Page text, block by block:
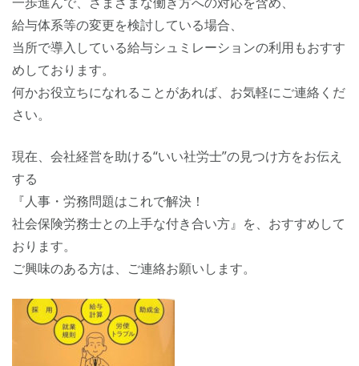
給与体系等の変更を検討している場合、
当所で導入している給与シュミレーションの利用もおすす
めしております。
何かお役立ちになれることがあれば、お気軽にご連絡くだ
さい。
現在、会社経営を助ける“いい社労士”の見つけ方をお伝え
する
『人事・労務問題はこれで解決！
社会保険労務士との上手な付き合い方』を、おすすめして
おります。
ご興味のある方は、ご連絡お願いします。